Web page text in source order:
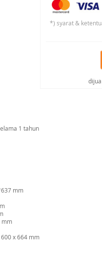
*) syarat &
1 tahun
mm
mm
x 664 mm